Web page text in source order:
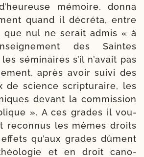
mémoire, don­na
quand il décré­ta, entre
que nul ne serait admis « à
des Saintes
sémi­naires s’il n’avait pas
après avoir sui­vi des
de science scrip­tu­raire, les
devant la com­mis­sion
». A ces grades il vou­
recon­nus les mêmes droits
qu’aux grades dûment
et en droit cano­